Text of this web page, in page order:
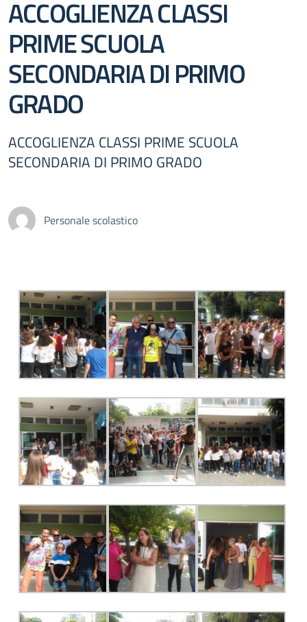
ACCOGLIENZA CLASSI
PRIME SCUOLA
SECONDARIA DI PRIMO
GRADO
ACCOGLIENZA CLASSI PRIME SCUOLA
SECONDARIA DI PRIMO GRADO
Personale scolastico